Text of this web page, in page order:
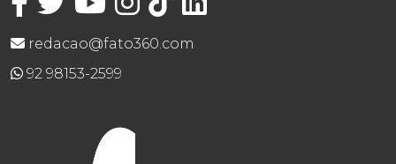
redacao@fato360.com
92 98153-2599